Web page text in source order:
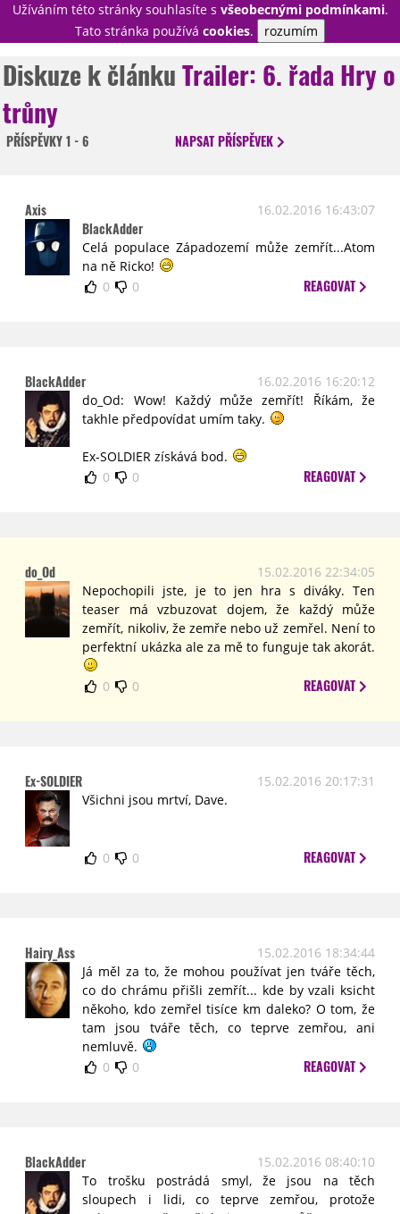
Užíváním této stránky souhlasíte s všeobecnými podmínkami.
Tato stránka používá cookies. rozumím
PŘIHLÁSIT
NOVINKY
TÉMATA
DISKUZE
STATISTIKY
TIRÁŽ
Diskuze k článkuTrailer: 6. řada Hry o
trůny
PŘÍSPĚVKY1 - 6 NAPSATPŘÍSPĚVEK
Axis 16.02.2016 16:43:07
BlackAdder
Celá populace Západozemí může zemřít...Atom
na ně Ricko!
0
0 REAGOVAT
BlackAdder
16.02.2016 16:20:12
do_Od: Wow! Každý může zemřít! Říkám, že
takhle předpovídat umím taky.
Ex-SOLDIER získává bod.
0
0 REAGOVAT
do_Od
15.02.2016 22:34:05
Nepochopili jste, je to jen hra s diváky. Ten
teaser má vzbuzovat dojem, že každý může
zemřít, nikoliv, že zemře nebo už zemřel. Není to
perfektní ukázka ale za mě to funguje tak akorát.
0 0 REAGOVAT
Ex-SOLDIER
15.02.2016 20:17:31
Všichni jsou mrtví, Dave.
0 0 REAGOVAT
Hairy_Ass
15.02.2016 18:34:44
Já měl za to, že mohou používat jen tváře těch,
co do chrámu přišli zemřít... kde by vzali ksicht
někoho, kdo zemřel tisíce km daleko? O tom, že
tam jsou tváře těch, co teprve zemřou, ani
nemluvě.
0
0 REAGOVAT
BlackAdder
15.02.2016 08:40:10
To trošku postrádá smyl, že jsou na těch
sloupech i lidi, co teprve zemřou, protože